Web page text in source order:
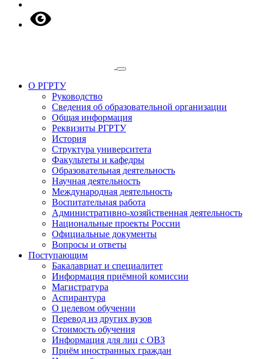
О РГРТУ
Руководство
Сведения об образовательной организации
Общая информация
Реквизиты РГРТУ
История
Структура университета
Факультеты и кафедры
Образовательная деятельность
Научная деятельность
Международная деятельность
Воспитательная работа
Административно-хозяйственная деятельность
Национальные проекты России
Официальные документы
Вопросы и ответы
Поступающим
Бакалавриат и специалитет
Информация приёмной комиссии
Магистратура
Аспирантура
О целевом обучении
Перевод из других вузов
Стоимость обучения
Информация для лиц с ОВЗ
Приём иностранных граждан